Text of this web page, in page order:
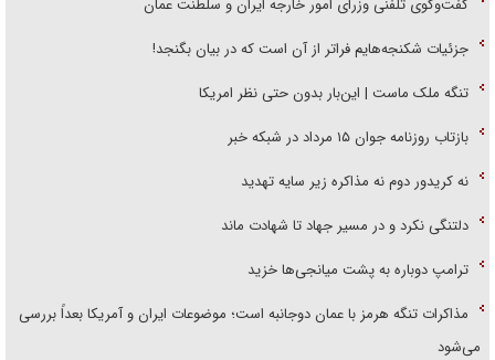
جزئیات شکنجه‌هایم فراتر از آن است که در بیان بگنجد!
تنگه ملک ماست | این‌بار بدون حتی نظر امریکا
بازتاب روزنامه جوان ۱۵ مرداد در شبکه خبر
نه کریدور دوم نه مذاکره زیر سایه تهدید
دلتنگی نکرد و در مسیر جهاد تا شهادت ماند
ترامپ دوباره به پشت میانجی‌ها خزید
مذاکرات تنگه هرمز با عمان دوجانبه است؛ موضوعات ایران و آمریکا بعداً بررسی
می‌شود